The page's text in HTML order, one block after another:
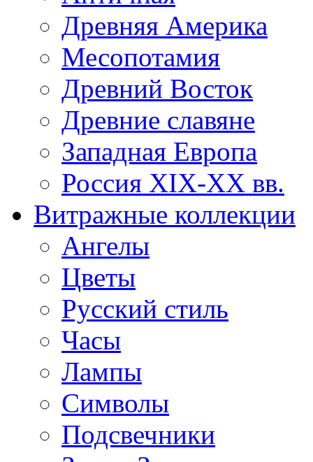
Древняя Америка
Месопотамия
Древний Восток
Древние славяне
Западная Европа
Россия XIX-XX вв.
Витражные коллекции
Ангелы
Цветы
Русский стиль
Часы
Лампы
Символы
Подсвечники